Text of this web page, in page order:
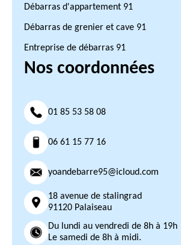
Débarras d'appartement 91
Débarras de grenier et cave 91
Entreprise de débarras 91
Nos coordonnées
01 85 53 58 08
06 61 15 77 16
yoandebarre95@icloud.com
18 avenue de stalingrad
91120 Palaiseau
Du lundi au vendredi de 8h à 19h
Le samedi de 8h à midi.